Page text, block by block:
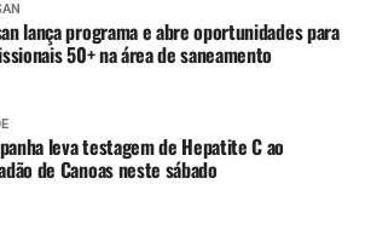
lança programa e abre oportunidades para
50+ na área de saneamento
leva testagem de Hepatite C ao
de Canoas neste sábado